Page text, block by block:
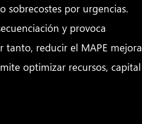
sobrecostes por urgencias.
y provoca
tanto, reducir el MAPE mejora
optimizar recursos, capital